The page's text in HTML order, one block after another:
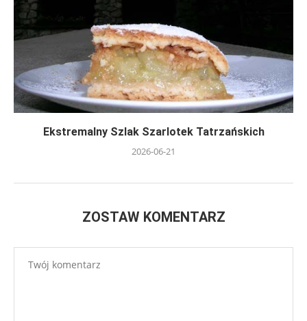
Ekstremalny Szlak Szarlotek Tatrzańskich
2026-06-21
ZOSTAW KOMENTARZ